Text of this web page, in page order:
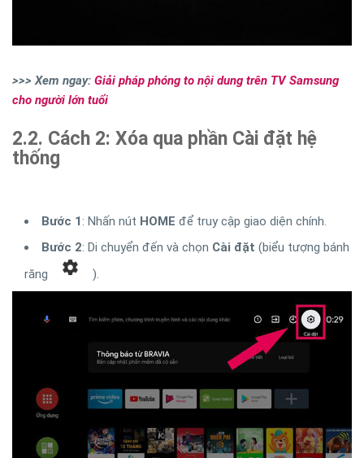
>>> Xem ngay: Giải pháp phóng to nội dung trên TV Samsung
cho người lớn tuổi
2.2. Cách 2: Xóa qua phần Cài đặt hệ
thống
Bước 1 : Nhấn nút HOME để truy cập giao diện chính.
Bước 2: Di chuyển đến và chọn Cài đặt (biểu tượng bánh
răng
).